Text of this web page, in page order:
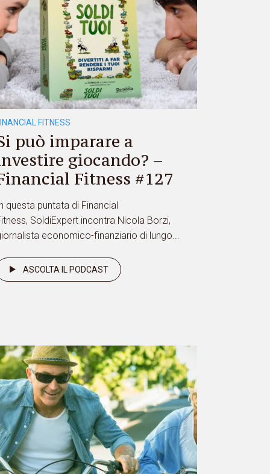
FITNESS
può imparare a
giocando? –
Fitness #127
questa puntata di Financial
SoldiExpert incontra Nicola Borzi,
economico-finanziario di lungo...
ASCOLTA IL PODCAST